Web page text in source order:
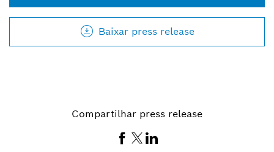
Baixar press release
Compartilhar press release